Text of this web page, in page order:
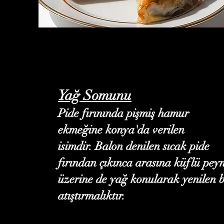
Yağ Somunu
Pide fırınında pişmiş hamur
ekmeğine konya'da verilen
isimdir. Balon denilen sıcak pide
fırından çıkınca arasına küflü
üzerine de yağ konularak yenilen
atıştırmalıktır.